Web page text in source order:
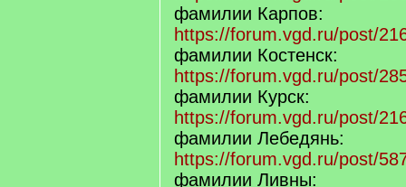
фамилии Карпов:
https://forum.vgd.ru/post/
фамилии Костенск:
https://forum.vgd.ru/post/
фамилии Курск:
https://forum.vgd.ru/post/
фамилии Лебедянь:
https://forum.vgd.ru/post/
фамилии Ливны: